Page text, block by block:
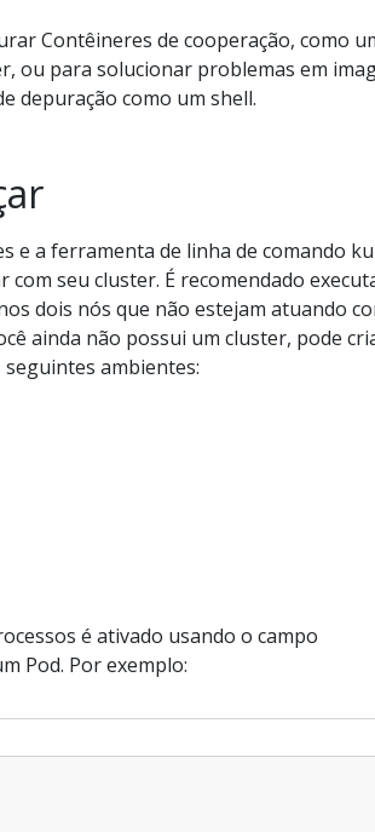
Contêineres de cooperação, como
ou para solucionar problemas em
depuração como um shell.
e a ferramenta de linha de comando
seu cluster. É recomendado
dois nós que não estejam atuando
ainda não possui um cluster, pode
ambientes:
é ativado usando o campo
Pod. Por exemplo: